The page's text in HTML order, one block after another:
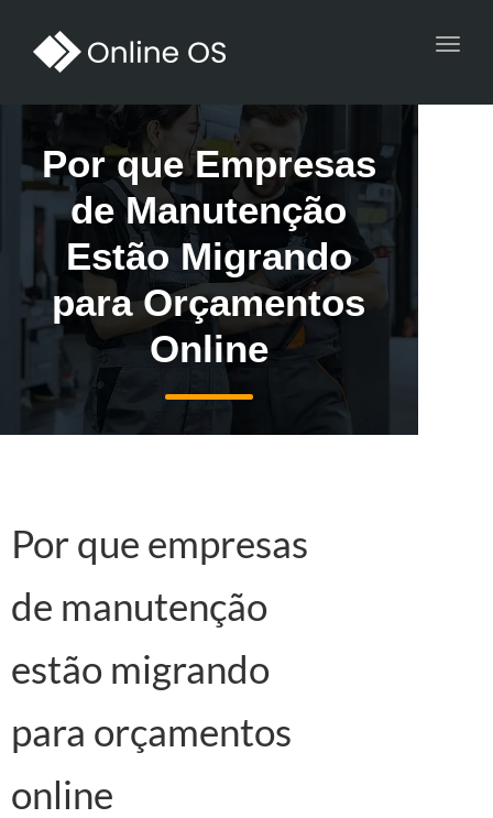
Por que Empresas
de Manutenção
Estão Migrando
para Orçamentos
Online
Por que empresas
de manutenção
estão migrando
para orçamentos
online